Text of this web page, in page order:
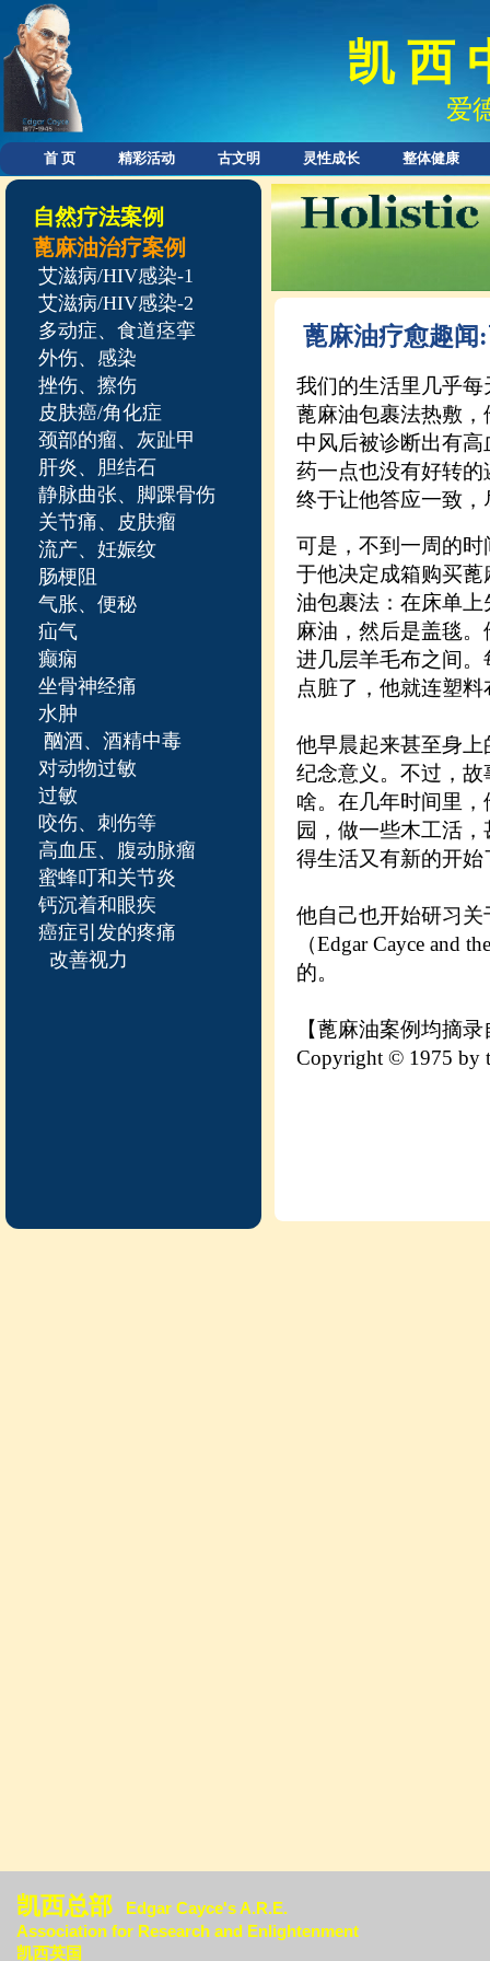
首 页 精彩活动 古文明 灵性成长 整体健康
凯 西
爱
自然疗法案例
蓖麻油治疗案例
艾滋病/HIV感染-1
艾滋病/HIV感染-2
多动症、食道痉挛
外伤、感染
挫伤、擦伤
皮肤癌/角化症
颈部的瘤、灰趾甲
肝炎、胆结石
静脉曲张、脚踝骨伤
关节痛、皮肤瘤
流产、妊娠纹
肠梗阻
气胀、便秘
疝气
癫痫
坐骨神经痛
水肿
酗酒、酒精中毒
对动物过敏
过敏
咬伤、刺伤等
高血压、腹动脉瘤
蜜蜂叮和关节炎
钙沉着和眼疾
癌症引发的疼痛
改善视力
蓖麻油疗愈趣
我们的生活里几乎
蓖麻油包裹法热敷
中风后被诊断出有
药一点也没有好转
终于让他答应一致
可是，不到一周的
于他决定成箱购买
油包裹法：在床单
麻油，然后是盖毯
进几层羊毛布之间
点脏了，他就连塑
他早晨起来甚至身
纪念意义。不过，
啥。在几年时间里
园，做一些木工活
得生活又有新的开始
他自己也开始研习
（Edgar Cayce and
的。
【蓖麻油案例均摘
Copyright © 1975 by
凯西总部
Edgar Cayce's A.R.E.
Association for Research and Enlightenment
凯西英国